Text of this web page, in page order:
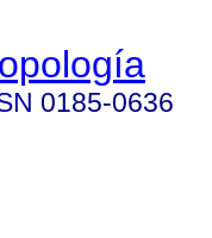
0185-0636